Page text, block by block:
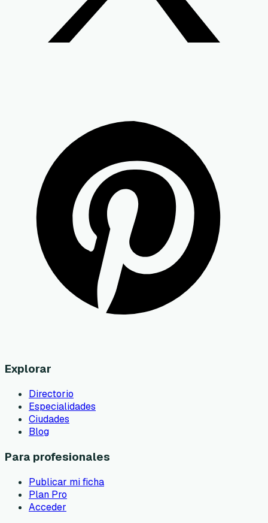
Explorar
Directorio
Especialidades
Ciudades
Blog
Para profesionales
Publicar mi ficha
Plan Pro
Acceder